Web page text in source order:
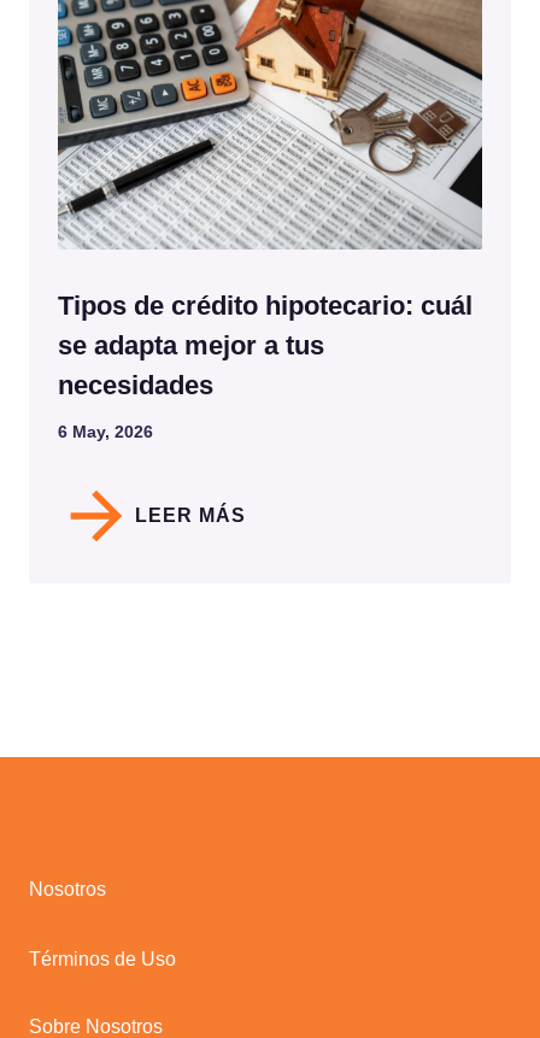
Tipos de crédito hipotecario: cuál
se adapta mejor a tus
necesidades
6 May, 2026
LEER MÁS
Nosotros
Términos de Uso
Sobre Nosotros